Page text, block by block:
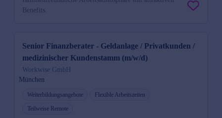
Benefits.
Senior Finanzberater - Geldanlage / Privatkunden /
medizinischer Kundenstamm (m/w/d)
Workwise GmbH
München
Weiterbildungsangebote
Flexible Arbeitszeiten
Teilweise Remote